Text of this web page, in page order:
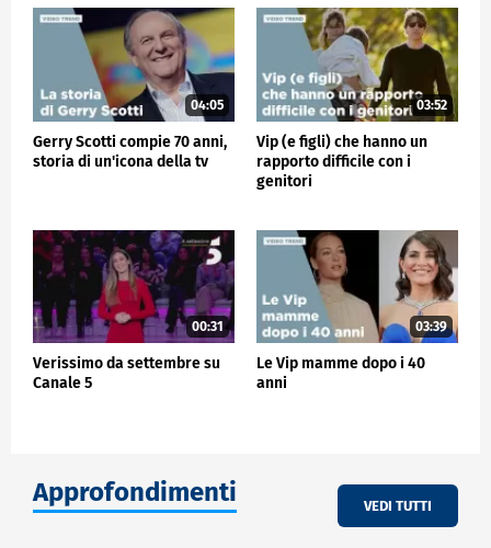
04:05
Gerry Scotti compie 70 anni,
storia di un'icona della tv
03:52
Vip (e figli) che hanno un
rapporto difficile con i
genitori
00:31
Verissimo da settembre su
Canale 5
03:39
Le Vip mamme dopo i 40
anni
Approfondimenti VEDI TUTTI